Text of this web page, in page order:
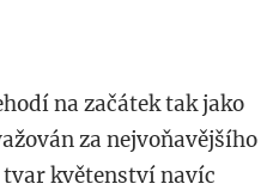
na začátek tak jako
za nejvoňavějšího
květenství navíc